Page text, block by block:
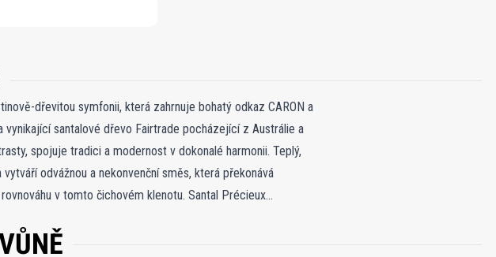
dřevitou symfonii, která zahrnuje bohatý odkaz CARON a
santalové dřevo Fairtrade pocházející z Austrálie a
spojuje tradici a modernost v dokonalé harmonii. Teplý,
odvážnou a nekonvenční směs, která překonává
v tomto čichovém klenotu. Santal Précieux
dřevu ženskou eleganci, oslavuje plynulost identity
kreativity a odvahy, dovedně propojuje své složky,